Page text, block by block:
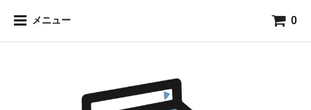
メニュー 0